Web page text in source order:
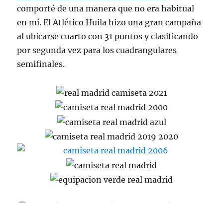
comporté de una manera que no era habitual
en mí. El Atlético Huila hizo una gran campaña
al ubicarse cuarto con 31 puntos y clasificando
por segunda vez para los cuadrangulares
semifinales.